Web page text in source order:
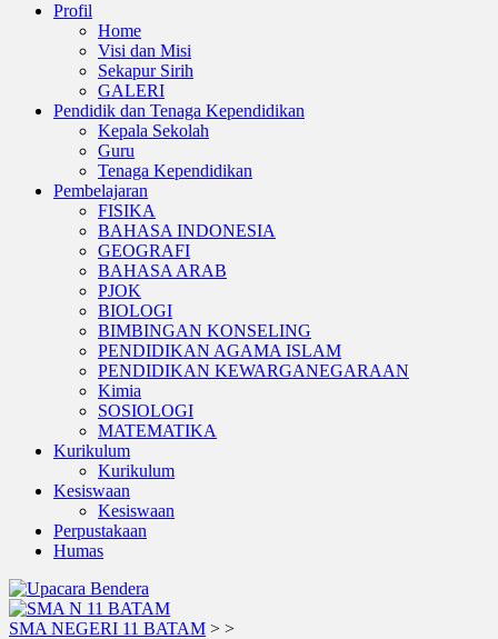
Profil
Home
Visi dan Misi
Sekapur Sirih
GALERI
Pendidik dan Tenaga Kependidikan
Kepala Sekolah
Guru
Tenaga Kependidikan
Pembelajaran
FISIKA
BAHASA INDONESIA
GEOGRAFI
BAHASA ARAB
PJOK
BIOLOGI
BIMBINGAN KONSELING
PENDIDIKAN AGAMA ISLAM
PENDIDIKAN KEWARGANEGARAAN
Kimia
SOSIOLOGI
MATEMATIKA
Kurikulum
Kurikulum
Kesiswaan
Kesiswaan
Perpustakaan
Humas
SMA NEGERI 11 BATAM > >